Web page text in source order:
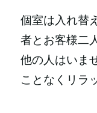
個室は入れ替
者とお客様二
他の人はいま
ことなくリラ